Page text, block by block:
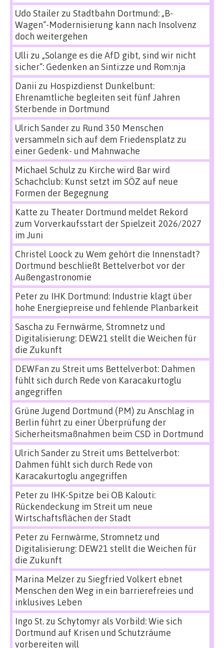
Udo Stailerzu Stadtbahn Dortmund: „B-
Wagen“-Modernisierung kann nach Insolvenz
doch weitergehen
Ulli zu „Solange es die AfD gibt, sind wir nicht
sicher“: Gedenken an Sinti:zze und Rom:nja
Danii zu Hospizdienst Dunkelbunt:
Ehrenamtliche begleiten seit fünf Jahren
Sterbende in Dortmund
Ulrich Sanderzu Rund 350 Menschen
versammeln sich auf dem Friedensplatz zu
einer Gedenk- und Mahnwache
Michael Schulz zu Kirche wird Bar wird
Schachclub: Kunst setzt im SÖZ auf neue
Formen der Begegnung
Katte zu Theater Dortmund meldet Rekord
zum Vorverkaufsstart der Spielzeit 2026/2027
im Juni
Christel Loock zu Wem gehört die Innenstadt?
Dortmund beschließt Bettelverbot vor der
Außengastronomie
Peterzu IHK Dortmund: Industrie klagt über
hohe Energiepreise und fehlende Planbarkeit
Sascha zu Fernwärme, Stromnetz und
Digitalisierung: DEW21 stellt die Weichen für
die Zukunft
DEWFan zu Streit ums Bettelverbot: Dahmen
fühlt sich durch Rede von Karacakurtoglu
angegriffen
Grüne Jugend Dortmund (PM) zu Anschlag in
Berlin führt zu einer Überprüfung der
Sicherheitsmaßnahmen beim CSD in Dortmund
Ulrich Sanderzu Streit ums Bettelverbot:
Dahmen fühlt sich durch Rede von
Karacakurtoglu angegriffen
Peterzu IHK-Spitze bei OB Kalouti:
Rückendeckung im Streit um neue
Wirtschaftsflächen der Stadt
Peterzu Fernwärme, Stromnetz und
Digitalisierung: DEW21 stellt die Weichen für
die Zukunft
Marina Melzerzu Siegfried Volkert ebnet
Menschen den Weg in ein barrierefreies und
inklusives Leben
Ingo St.zu Schytomyr als Vorbild: Wie sich
Dortmund auf Krisen und Schutzräume
vorbereiten will